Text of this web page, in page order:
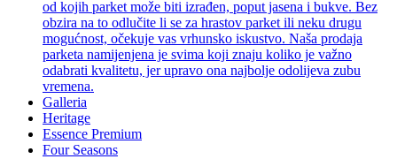
od kojih parket može biti izrađen, poput jasena i bukve. Bez
obzira na to odlučite li se za hrastov parket ili neku drugu
mogućnost, očekuje vas vrhunsko iskustvo. Naša prodaja
parketa namijenjena je svima koji znaju koliko je važno
odabrati kvalitetu, jer upravo ona najbolje odolijeva zubu
vremena.
Galleria
Heritage
Essence Premium
Four Seasons